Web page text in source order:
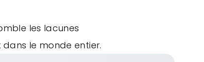
les lacunes
le monde entier.